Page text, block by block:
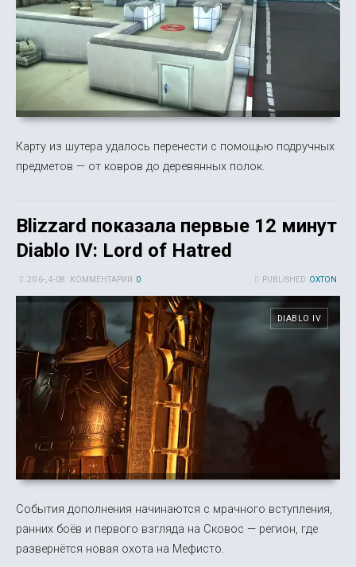
Карту из шутера удалось перенести с помощью подручных
предметов — от ковров до деревянных полок.
Blizzard показала первые 12 минут
Diablo IV: Lord of Hatred
PUBLISHED: OXTON
20 6-, 4-08 КОММЕНТАРИИ: 0
DIABLO IV
События дополнения начинаются с мрачного вступления,
ранних боёв и первого взгляда на Сковос — регион, где
развернётся новая охота на Мефисто.